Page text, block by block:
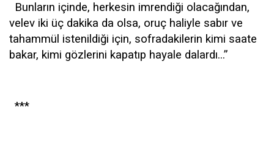
Bunların içinde, herkesin imrendiği olacağından,
velev iki üç dakika da olsa, oruç haliyle sabır ve
tahammül istenildiği için, sofradakilerin kimi saate
bakar, kimi gözlerini kapatıp hayale dalardı...”
***